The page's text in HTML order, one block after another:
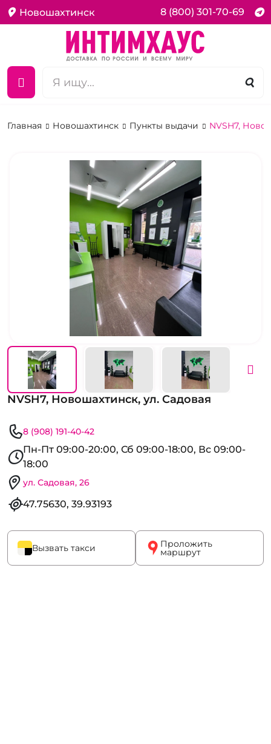
Новошахтинск 8 (800) 301-70-69
Главная Новошахтинск Пункты выдачи NVSH7,
NVSH7, Новошахтинск, ул. Садовая
8 (908) 191-40-42
Пн-Пт 09:00-20:00, Сб 09:00-18:00, Вс 09:00-
18:00
ул. Садовая, 26
47.75630, 39.93193
Вызвать такси Проложить
маршрут